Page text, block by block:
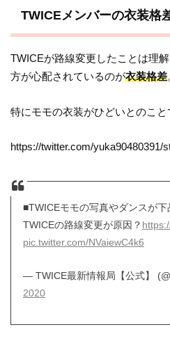
TWICEメンバーの衣装格
TWICEが路線変更したことは理
方が心配されているのが衣装格差
特にモモの衣装がひどいとのこと
https://twitter.com/yuka90480391/
■TWICEモモの写真やダンスが下
TWICEの路線変更が原因？
pic.twitter.com/NVaiewC4k6
— TWICE最新情報局【公式】
2020